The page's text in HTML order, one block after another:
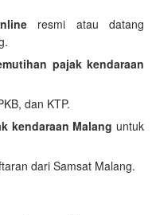
resmi atau datang
pajak kendaraan
dan KTP.
kendaraan Malang untuk
dari Samsat Malang.